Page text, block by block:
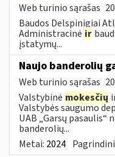
Web turinio sąrašas
Baudos Delspinigiai
Administracinė ir
įstatymų...
Naujo banderolių
Web turinio sąrašas
Valstybinė mokesčių
Valstybės saugumo
UAB „Garsų
banderolių...
Metai: 2024